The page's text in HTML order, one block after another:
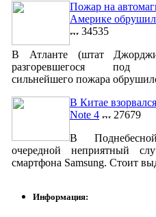
Пожар на
Америке обрушил
34535
В Атланте (штат
разгоревшегося под
сильнейшего пожара
В Китае
Note 4
27679
В
очередной неприятный
смартфона Samsung. Стоит
Информация: